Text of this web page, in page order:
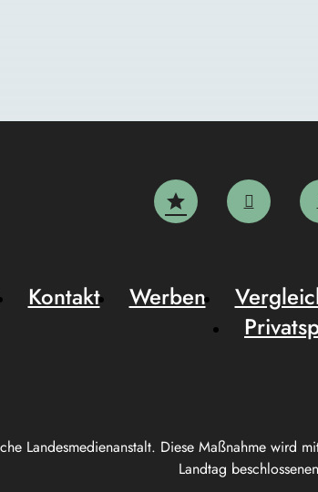
Landesmedienanstalt. Diese Maßnahme wird
Landtag
Kontakt Werben